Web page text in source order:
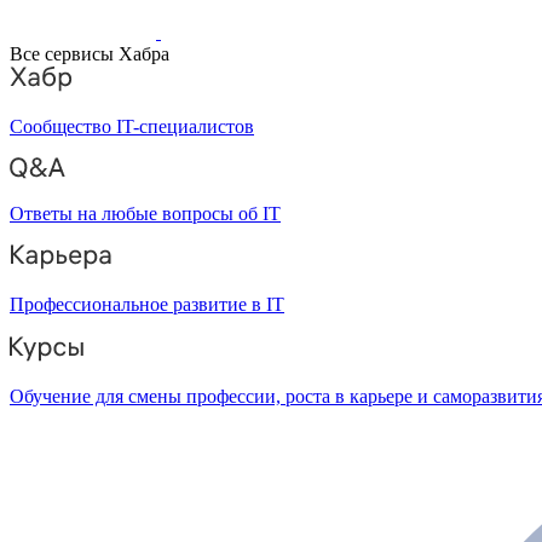
Все сервисы Хабра
Сообщество IT-специалистов
Ответы на любые вопросы об IT
Профессиональное развитие в IT
Обучение для смены профессии, роста в карьере и